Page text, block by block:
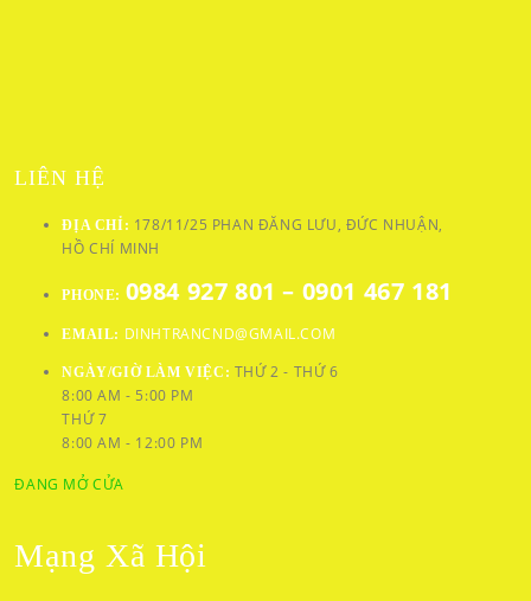
LIÊN HỆ
ĐỊA CHỈ: 178/11/25 PHAN ĐĂNG LƯU, ĐỨC NHUẬN,
HỒ CHÍ MINH
PHONE: 0984 927 801 – 0901 467 181
EMAIL: DINHTRANCND@GMAIL.COM
NGÀY/GIỜ LÀM VIỆC: THỨ 2 - THỨ 6
8:00 AM - 5:00 PM
THỨ 7
8:00 AM - 12:00 PM
ĐANG MỞ CỬA
Mạng Xã Hội